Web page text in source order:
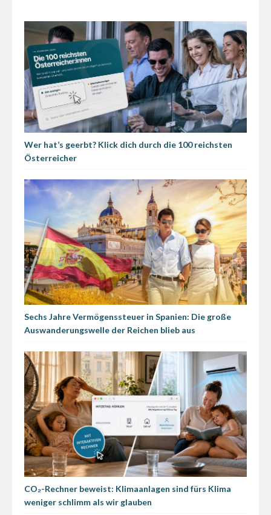
Wer hat’s geerbt? Klick dich durch die 100 reichsten
Österreicher
Sechs Jahre Vermögenssteuer in Spanien: Die große
Auswanderungswelle der Reichen blieb aus
CO₂-Rechner beweist: Klimaanlagen sind fürs Klima
weniger schlimm als wir glauben